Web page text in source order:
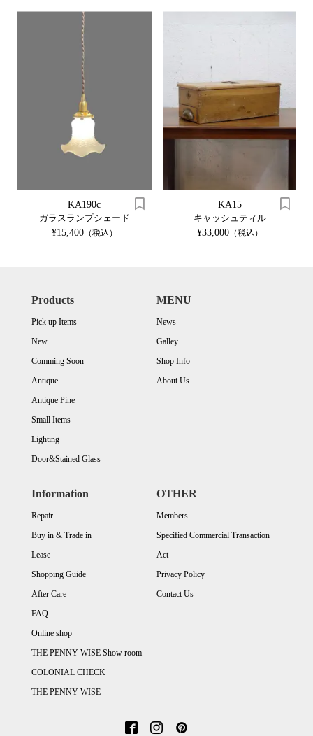
KA190c
ガラスランプシェード
¥15,400（税込）
KA15
キャッシュティル
¥33,000（税込）
Products
Pick up Items
New
Comming Soon
Antique
Antique Pine
Small Items
Lighting
Door&Stained Glass
MENU
News
Galley
Shop Info
About Us
Information
Repair
Buy in & Trade in
Lease
Shopping Guide
After Care
FAQ
Online shop
THE PENNY WISE Show room
COLONIAL CHECK
THE PENNY WISE
OTHER
Members
Specified Commercial Transaction
Act
Privacy Policy
Contact Us